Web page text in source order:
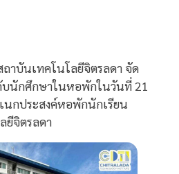
าบันเทคโนโลยีจิตรลดา จัด
บนักศึกษาในหอพักในวันที่ 21
กประสงค์หอพักนักเรียน
ยีจิตรลดา